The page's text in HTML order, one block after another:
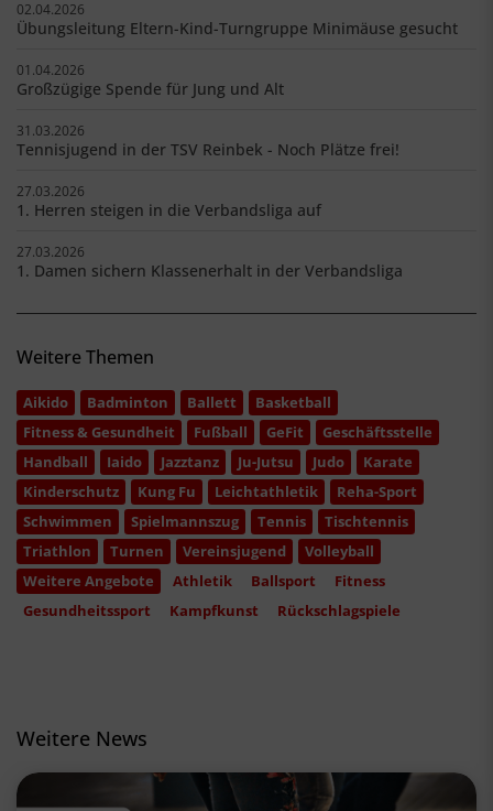
02.04.2026
Übungsleitung Eltern-Kind-Turngruppe Minimäuse gesucht
01.04.2026
Großzügige Spende für Jung und Alt
31.03.2026
Tennisjugend in der TSV Reinbek - Noch Plätze frei!
27.03.2026
1. Herren steigen in die Verbandsliga auf
27.03.2026
1. Damen sichern Klassenerhalt in der Verbandsliga
Weitere Themen
Aikido Badminton Ballett
Basketball
Fitness & Gesundheit
Fußball GeFit
Geschäftsstelle
Handball
Iaido Jazztanz Ju-Jutsu Judo
Karate
Kinderschutz
Kung Fu Leichtathletik
Reha-Sport
Schwimmen
Spielmannszug Tennis
Tischtennis
Triathlon
Turnen Vereinsjugend
Volleyball
Weitere Angebote
Athletik Ballsport
Fitness
Gesundheitssport
Kampfkunst Rückschlagspiele
Weitere News